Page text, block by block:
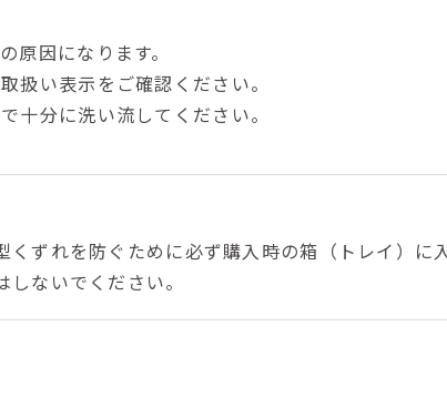
因になります。
扱い表示をご確認ください。
十分に洗い流してください。
ずれを防ぐために必ず購入時の箱（トレイ）に
ないでください。